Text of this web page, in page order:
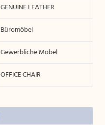
GENUINE LEATHER
Büromöbel
Gewerbliche Möbel
OFFICE CHAIR